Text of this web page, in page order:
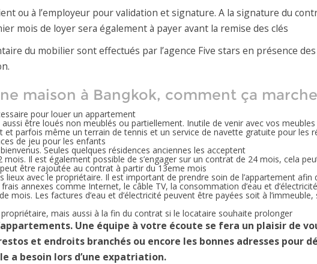
ou à l’employeur pour validation et signature. A la signature du
mois de loyer sera également à payer avant la remise des clés
du mobilier sont effectués par l’agence Five stars en présence
maison à Bangkok, comment ça
pour louer un appartement
être loués non meublés ou partiellement. Inutile de venir avec vos meubles
et parfois même un terrain de tennis et un service de navette gratuite pour les
de jeu pour les enfants
Seules quelques résidences anciennes les acceptent
Il est également possible de s’engager sur un contrat de 24 mois, cela
être rajoutée au contrat à partir du 13eme mois
lieux avec le propriétaire. Il est important de prendre soin de l’appartement afin
annexes comme Internet, le câble TV, la consommation d’eau et d’électricité
mois. Les factures d’eau et d’électricité peuvent être payées soit à
mais aussi à la fin du contrat si le locataire souhaite prolonger
Une équipe à votre écoute se fera un plaisir de
et endroits branchés ou encore les bonnes adresses pour
a besoin lors d’une expatriation.